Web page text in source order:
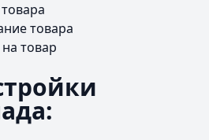
товара
товар